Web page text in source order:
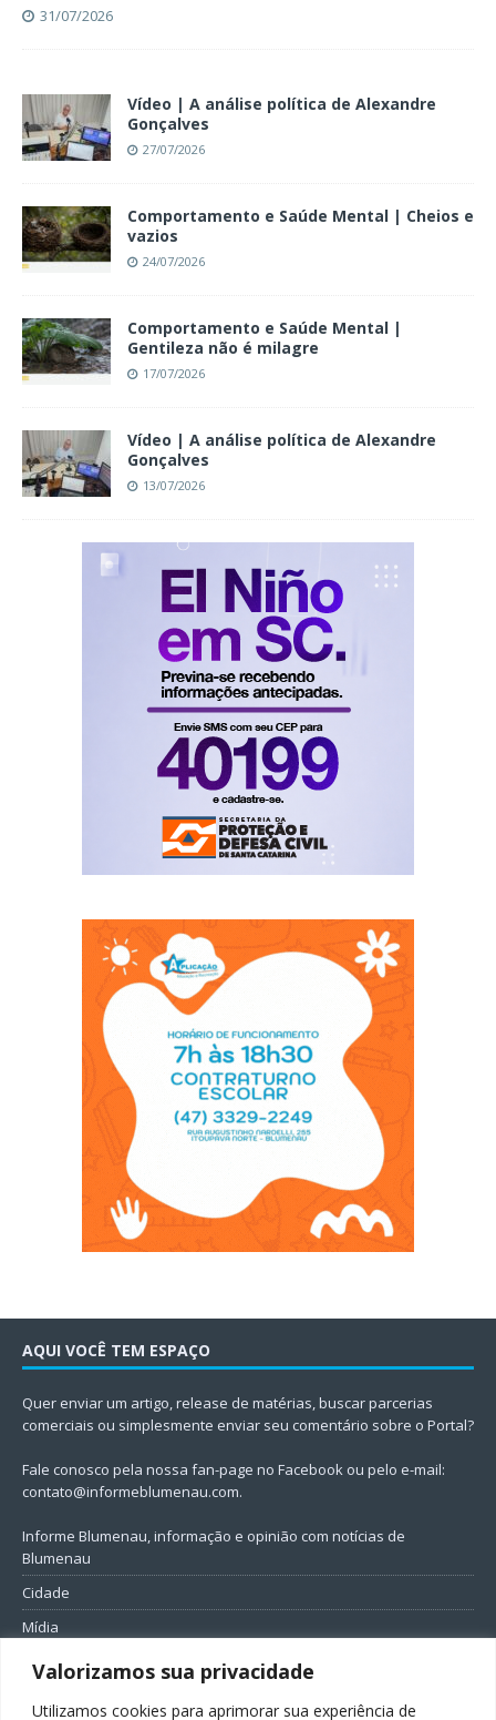
Valorizamos sua privacidade
Utilizamos cookies para aprimorar sua experiência de
31/07/2026
Vídeo | A análise política de Alexandre
Gonçalves
27/07/2026
Comportamento e Saúde Mental | Cheios e
vazios
24/07/2026
Comportamento e Saúde Mental |
Gentileza não é milagre
17/07/2026
Vídeo | A análise política de Alexandre
Gonçalves
13/07/2026
AQUI VOCÊ TEM ESPAÇO
Quer enviar um artigo, release de matérias, buscar parcerias
comerciais ou simplesmente enviar seu comentário sobre o Portal?
Fale conosco pela nossa fan-page no Facebook ou pelo e-mail:
contato@informeblumenau.com.
Informe Blumenau, informação e opinião com notícias de
Blumenau
Cidade
Mídia
Entretenimento